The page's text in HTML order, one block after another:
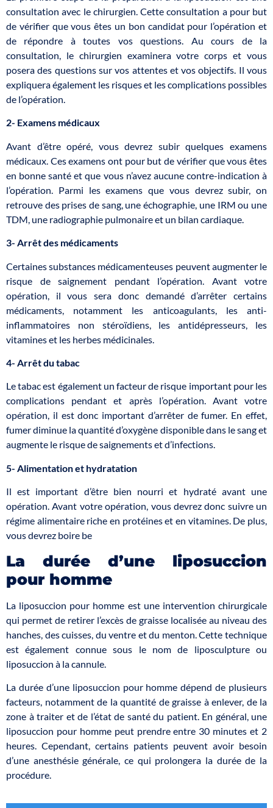
consultation avec le chirurgien. Cette consultation a pour but
de vérifier que vous êtes un bon candidat pour l’opération et
de répondre à toutes vos questions. Au cours de la
consultation, le chirurgien examinera votre corps et vous
posera des questions sur vos attentes et vos objectifs. Il vous
expliquera également les risques et les complications possibles
de l’opération.
2- Examens médicaux
Avant d’être opéré, vous devrez subir quelques examens
médicaux. Ces examens ont pour but de vérifier que vous êtes
en bonne santé et que vous n’avez aucune contre-indication à
l’opération. Parmi les examens que vous devrez subir, on
retrouve des prises de sang, une échographie, une IRM ou une
TDM, une radiographie pulmonaire et un bilan cardiaque.
3- Arrêt des médicaments
Certaines substances médicamenteuses peuvent augmenter le
risque de saignement pendant l’opération. Avant votre
opération, il vous sera donc demandé d’arrêter certains
médicaments, notamment les anticoagulants, les anti-
inflammatoires non stéroïdiens, les antidépresseurs, les
vitamines et les herbes médicinales.
4- Arrêt du tabac
Le tabac est également un facteur de risque important pour les
complications pendant et après l’opération. Avant votre
opération, il est donc important d’arrêter de fumer. En effet,
fumer diminue la quantité d’oxygène disponible dans le sang et
augmente le risque de saignements et d’infections.
5- Alimentation et hydratation
Il est important d’être bien nourri et hydraté avant une
opération. Avant votre opération, vous devrez donc suivre un
régime alimentaire riche en protéines et en vitamines. De plus,
vous devrez boire be
La durée d’une liposuccion
pour homme
La liposuccion pour homme est une intervention chirurgicale
qui permet de retirer l’excès de graisse localisée au niveau des
hanches, des cuisses, du ventre et du menton. Cette technique
est également connue sous le nom de liposculpture ou
liposuccion à la cannule.
La durée d’une liposuccion pour homme dépend de plusieurs
facteurs, notamment de la quantité de graisse à enlever, de la
zone à traiter et de l’état de santé du patient. En général, une
liposuccion pour homme peut prendre entre 30 minutes et 2
heures. Cependant, certains patients peuvent avoir besoin
d’une anesthésie générale, ce qui prolongera la durée de la
procédure.